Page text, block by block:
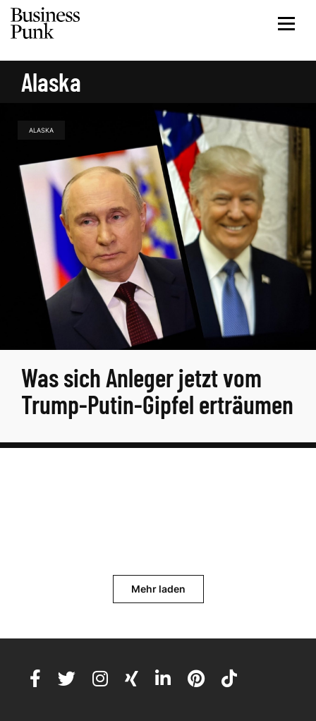
Alaska
ALASKA
Was sich Anleger jetzt vom
Trump-Putin-Gipfel erträumen
Mehr laden